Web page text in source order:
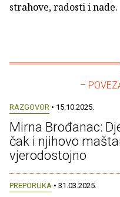
strahove, radosti i nade.
–
RAZGOVOR • 15.10.2025.
Mirna Brođanac:
čak i njihovo
vjerodostojno
PREPORUKA • 31.03.2025.